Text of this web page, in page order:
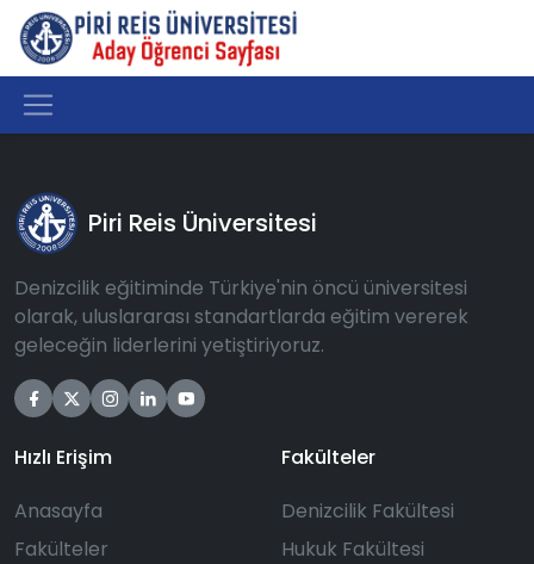
Piri Reis Üniversitesi
Denizcilik eğitiminde Türkiye'nin öncü üniversitesi
olarak, uluslararası standartlarda eğitim vererek
geleceğin liderlerini yetiştiriyoruz.
Hızlı Erişim
Anasayfa
Fakülteler
Fakülteler
Denizcilik Fakültesi
Hukuk Fakültesi